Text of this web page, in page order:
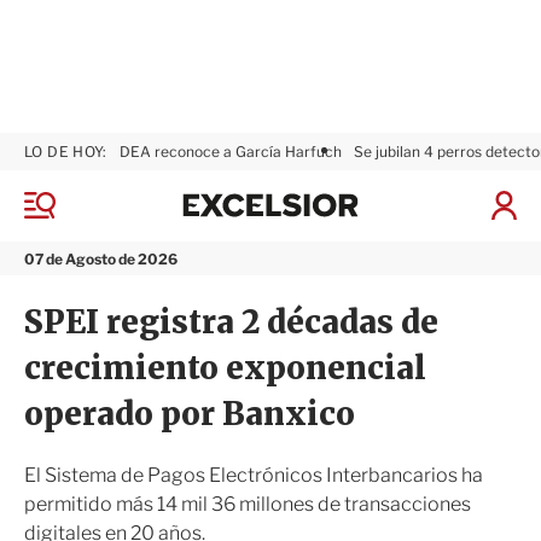
M
n
07 de Agosto de 2026
LO DE HOY: DEA reconoce a García Harfuch Se jubilan 4 perros
I
x
s
i
r
SPEI registra 2 décadas de
crecimiento exponencial
operado por Banxico
El Sistema de Pagos Electrónicos Interbancarios ha
permitido más 14 mil 36 millones de transacciones
digitales en 20 años.